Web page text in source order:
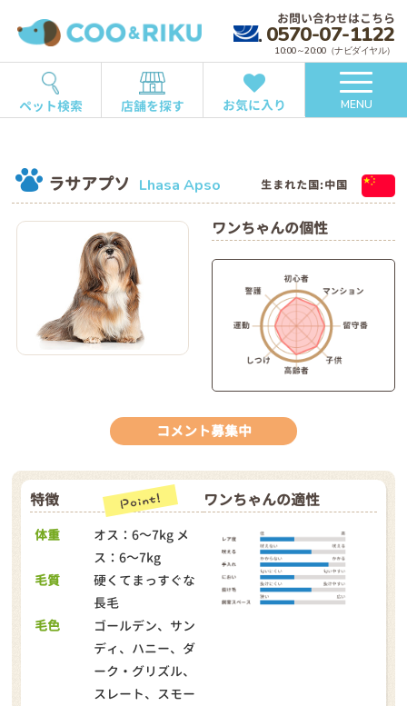
お問い合わせはこちら
0570-07-1122
10:00～20:00（ナビダイヤル）
ペット検索 店舗を探す お気に入り MENU
ラサアプソ Lhasa Apso 生まれた国:中国
ワンちゃんの個性
コメント募集中
特徴
体重
オス：6～7kg メ
ス：6～7kg
毛質
硬くてまっすぐな
長毛
毛色
ゴールデン、サン
ディ、ハニー、ダ
ーク・グリズル、
スレート、スモー
ワンちゃんの適性